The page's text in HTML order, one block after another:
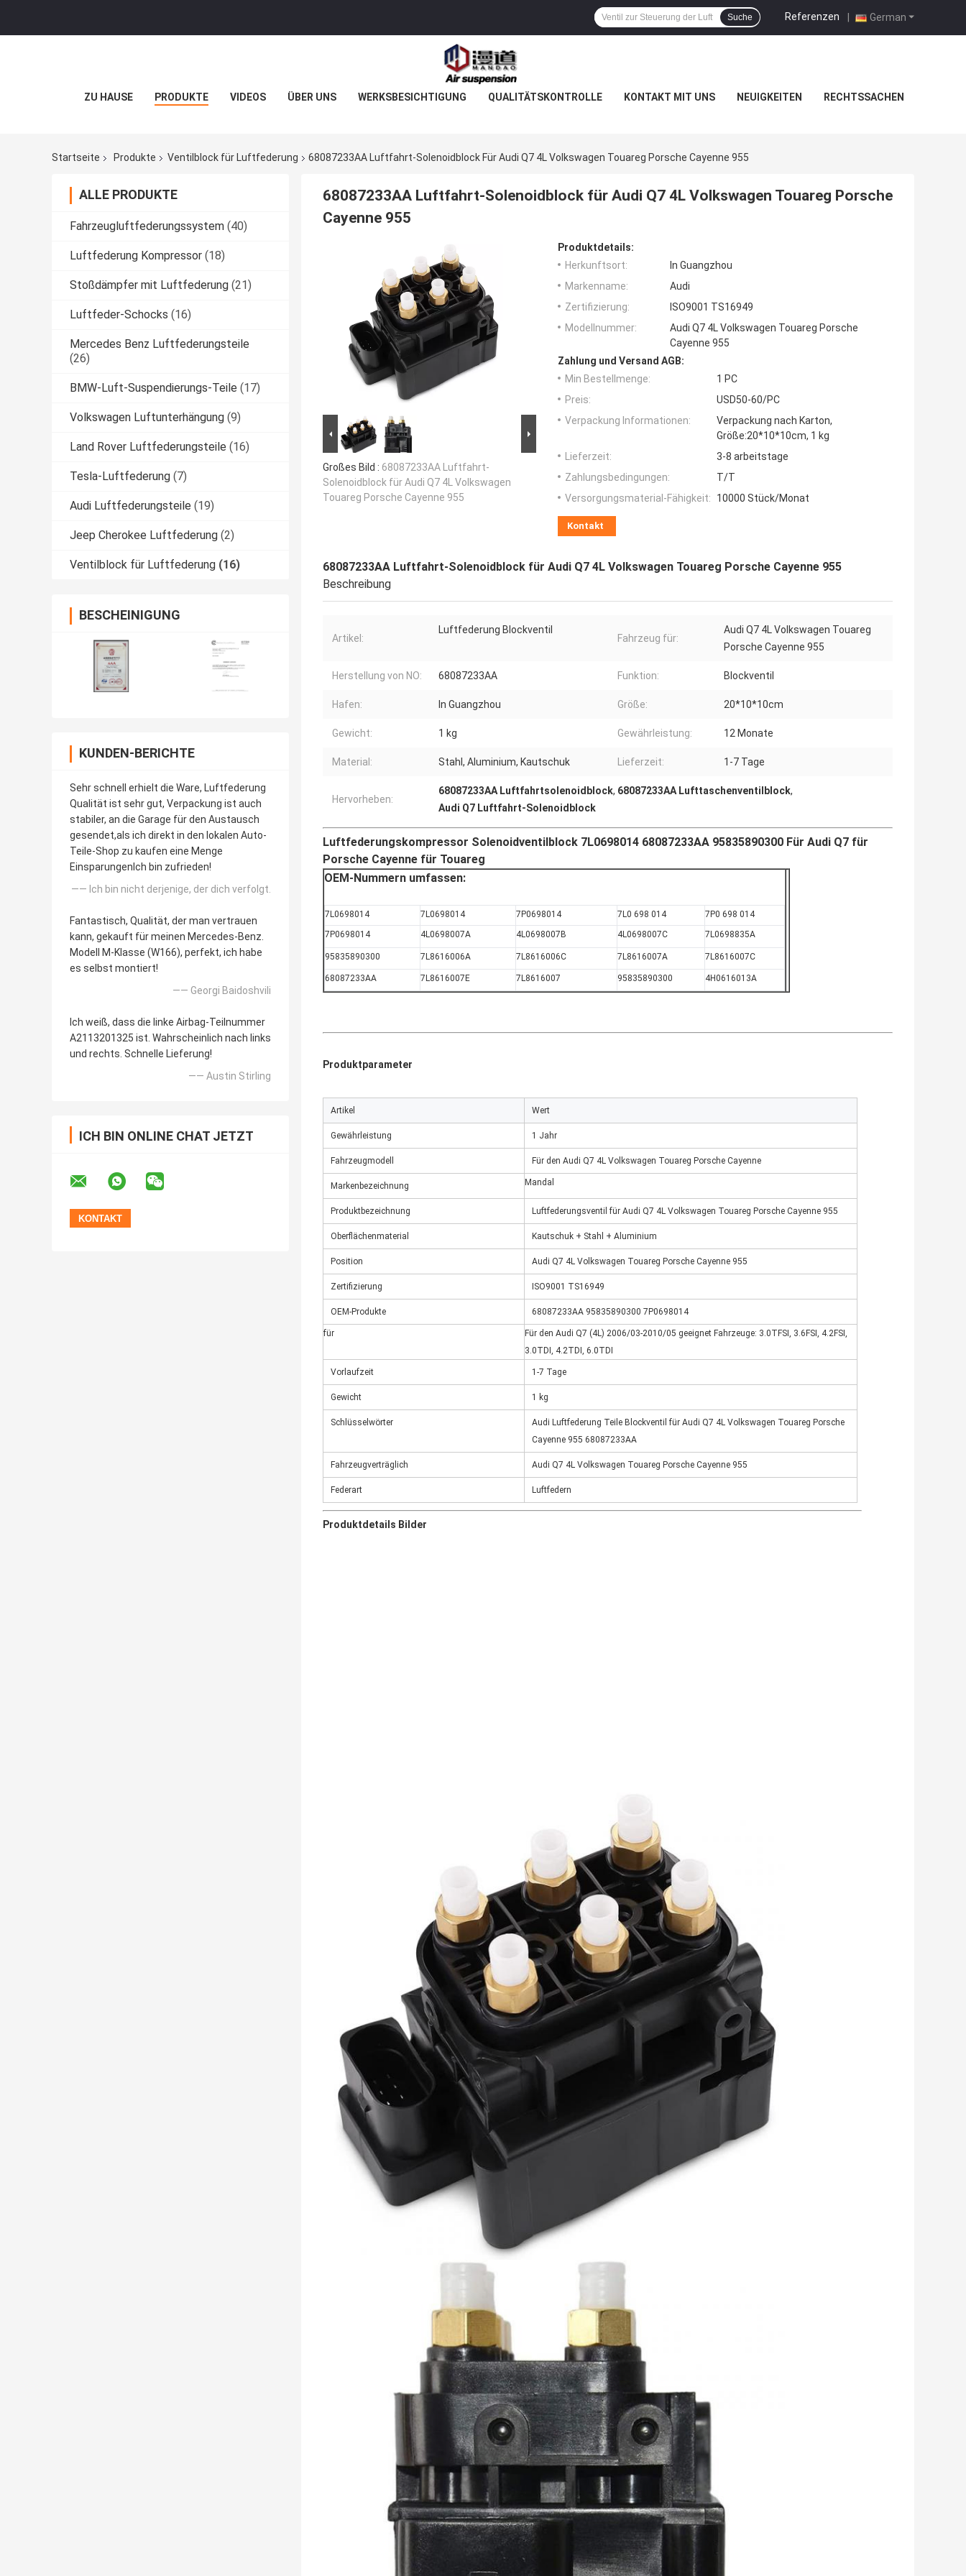
German
Referenzen |
Suche
ZU HAUSE PRODUKTE VIDEOS ÜBER UNS WERKSBESICHTIGUNG QUALITÄTSKONTROLLE KONTAKT MIT UNS NEUIGKEITEN RECHTSSACHEN
Startseite Produkte Ventilblock für Luftfederung 68087233AA Luftfahrt-Solenoidblock Für Audi Q7 4L Volkswagen Touareg Porsche Cayenne 955
ALLE PRODUKTE
Fahrzeugluftfederungssystem (40)
Luftfederung Kompressor (18)
Stoßdämpfer mit Luftfederung (21)
Luftfeder-Schocks (16)
Mercedes Benz Luftfederungsteile
(26)
BMW-Luft-Suspendierungs-Teile (17)
Volkswagen Luftunterhängung (9)
Land Rover Luftfederungsteile (16)
Tesla-Luftfederung (7)
Audi Luftfederungsteile (19)
Jeep Cherokee Luftfederung (2)
Ventilblock für Luftfederung (16)
BESCHEINIGUNG
KUNDEN-BERICHTE
Sehr schnell erhielt die Ware, Luftfederung
Qualität ist sehr gut, Verpackung ist auch
stabiler, an die Garage für den Austausch
gesendet,als ich direkt in den lokalen Auto-
Teile-Shop zu kaufen eine Menge
EinsparungenIch bin zufrieden!
—— Ich bin nicht derjenige, der dich verfolgt.
Fantastisch, Qualität, der man vertrauen
kann, gekauft für meinen Mercedes-Benz.
Modell M-Klasse (W166), perfekt, ich habe
es selbst montiert!
—— Georgi Baidoshvili
Ich weiß, dass die linke Airbag-Teilnummer
A2113201325 ist. Wahrscheinlich nach links
und rechts. Schnelle Lieferung!
—— Austin Stirling
ICH BIN ONLINE CHAT JETZT
68087233AA Luftfahrt-Solenoidblock für Audi Q7 4L Volkswagen Touareg Porsche
Cayenne 955
Großes Bild : 68087233AA Luftfahrt-
Solenoidblock für Audi Q7 4L Volkswagen
Touareg Porsche Cayenne 955
Produktdetails:
Herkunftsort:
In Guangzhou
Markenname:
Audi
Zertifizierung:
ISO9001 TS16949
Modellnummer:
Audi Q7 4L Volkswagen Touareg Porsche
Cayenne 955
Zahlung und Versand AGB:
Min Bestellmenge:
1 PC
Preis:
USD50-60/PC
Verpackung Informationen:
Verpackung nach Karton,
Größe:20*10*10cm, 1 kg
Lieferzeit:
3-8 arbeitstage
Zahlungsbedingungen:
T/T
Versorgungsmaterial-Fähigkeit:
10000 Stück/Monat
Kontakt
68087233AA Luftfahrt-Solenoidblock für Audi Q7 4L Volkswagen Touareg Porsche Cayenne 955
Beschreibung
Artikel:
Luftfederung Blockventil
Fahrzeug für:
Audi Q7 4L Volkswagen Touareg
Porsche Cayenne 955
Herstellung von NO: 68087233AA Funktion: Blockventil
Hafen: In Guangzhou Größe: 20*10*10cm
Gewicht: 1 kg Gewährleistung: 12 Monate
Material: Stahl, Aluminium, Kautschuk Lieferzeit: 1-7 Tage
Hervorheben:
68087233AA Luftfahrtsolenoidblock, 68087233AA Lufttaschenventilblock,
Audi Q7 Luftfahrt-Solenoidblock
Luftfederungskompressor Solenoidventilblock 7L0698014 68087233AA 95835890300 Für Audi Q7 für
Porsche Cayenne für Touareg
OEM-Nummern umfassen:
7L0698014 7L0698014 7P0698014 7L0 698 014
7P0 698 014
7P0698014
4L0698007A 4L0698007B 4L0698007C 7L0698835A
95835890300 7L8616006A 7L8616006C 7L8616007A 7L8616007C
68087233AA 7L8616007E 7L8616007 95835890300 4H0616013A
Produktparameter
Artikel Wert
Gewährleistung 1 Jahr
Fahrzeugmodell Für den Audi Q7 4L Volkswagen Touareg Porsche Cayenne
Markenbezeichnung Mandal
Produktbezeichnung Luftfederungsventil für Audi Q7 4L Volkswagen Touareg Porsche Cayenne 955
Oberflächenmaterial Kautschuk + Stahl + Aluminium
Position Audi Q7 4L Volkswagen Touareg Porsche Cayenne 955
Zertifizierung ISO9001 TS16949
OEM-Produkte 68087233AA 95835890300 7P0698014
für
Für den Audi Q7 (4L) 2006/03-2010/05 geeignet Fahrzeuge: 3.0TFSI, 3.6FSI, 4.2FSI,
3.0TDI, 4.2TDI, 6.0TDI
Vorlaufzeit 1-7 Tage
Gewicht 1 kg
Schlüsselwörter
Audi Luftfederung Teile Blockventil für Audi Q7 4L Volkswagen Touareg Porsche
Cayenne 955 68087233AA
Fahrzeugverträglich Audi Q7 4L Volkswagen Touareg Porsche Cayenne 955
Federart Luftfedern
Produktdetails Bilder